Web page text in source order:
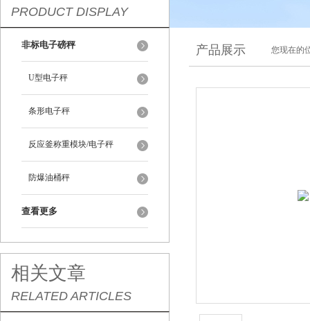
PRODUCT DISPLAY
非标电子磅秤
U型电子秤
条形电子秤
反应釜称重模块/电子秤
防爆油桶秤
查看更多
相关文章
RELATED ARTICLES
产品展示 您现在的